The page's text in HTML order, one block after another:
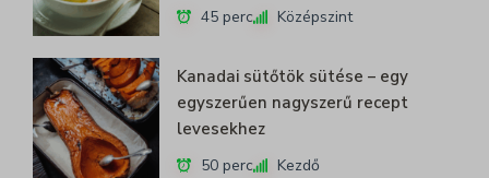
45 perc Középszint
Kanadai sütőtök sütése – egy
egyszerűen nagyszerű recept
levesekhez
50 perc Kezdő